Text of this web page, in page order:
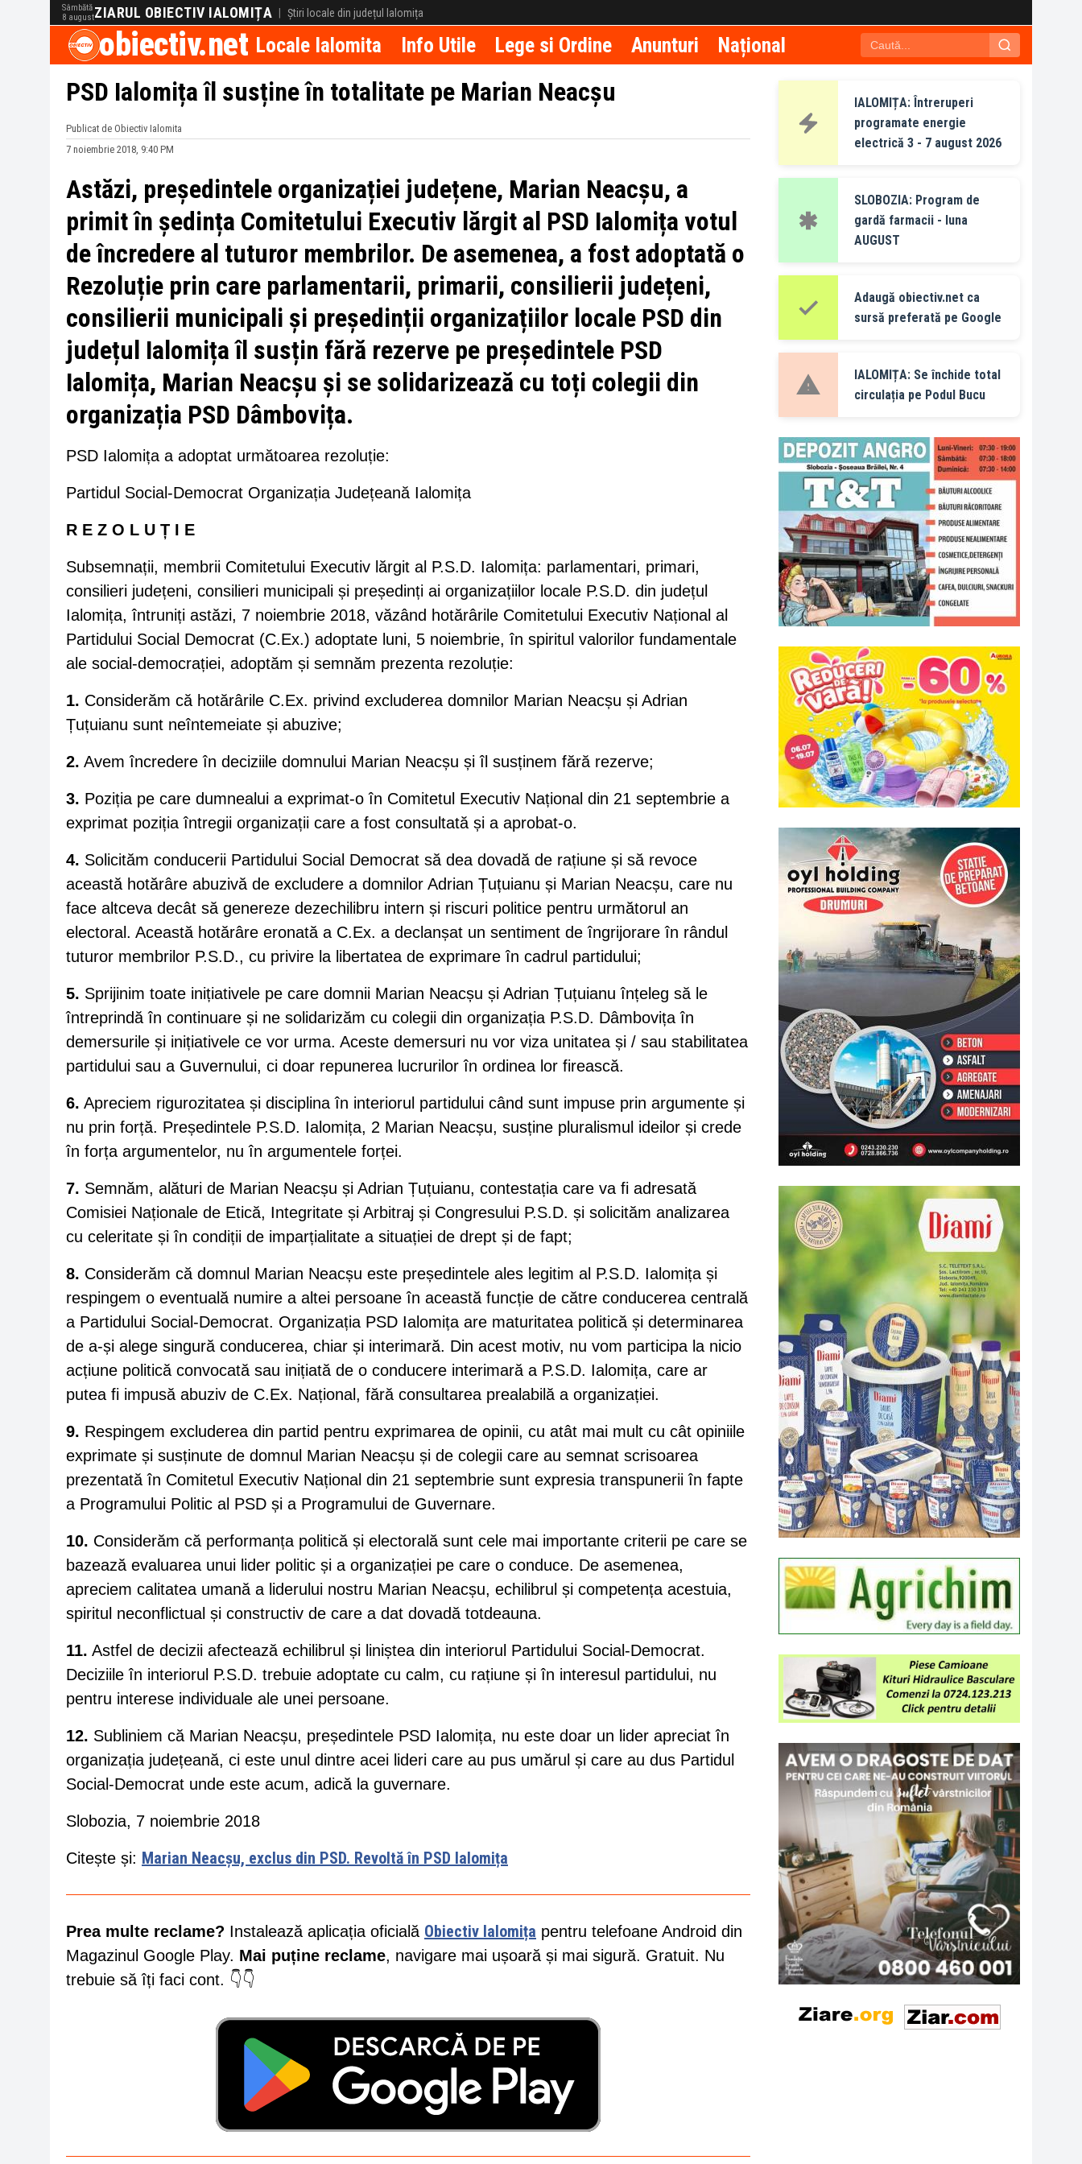
Sâmbătă
8 augustZIARUL OBIECTIV IALOMIȚA | Știri locale din județul Ialomița
obiectiv.net Locale Ialomita Info Utile Lege si Ordine Anunturi Național
PSD Ialomița îl susține în totalitate pe Marian Neacșu
Publicat de Obiectiv Ialomita
7 noiembrie 2018, 9:40 PM
Astăzi, președintele organizației județene, Marian Neacșu, a
primit în ședința Comitetului Executiv lărgit al PSD Ialomița votul
de încredere al tuturor membrilor. De asemenea, a fost adoptată o
Rezoluție prin care parlamentarii, primarii, consilierii județeni,
consilierii municipali și președinții organizațiilor locale PSD din
județul Ialomița îl susțin fără rezerve pe președintele PSD
Ialomița, Marian Neacșu și se solidarizează cu toți colegii din
organizația PSD Dâmbovița.
PSD Ialomița a adoptat următoarea rezoluție:
Partidul Social-Democrat Organizația Județeană Ialomița
R E Z O L U Ț I E
Subsemnații, membrii Comitetului Executiv lărgit al P.S.D. Ialomița: parlamentari, primari,
consilieri județeni, consilieri municipali și președinți ai organizațiilor locale P.S.D. din județul
Ialomița, întruniți astăzi, 7 noiembrie 2018, văzând hotărârile Comitetului Executiv Național al
Partidului Social Democrat (C.Ex.) adoptate luni, 5 noiembrie, în spiritul valorilor fundamentale
ale social-democrației, adoptăm și semnăm prezenta rezoluție:
1. Considerăm că hotărârile C.Ex. privind excluderea domnilor Marian Neacșu și Adrian
Țuțuianu sunt neîntemeiate și abuzive;
2. Avem încredere în deciziile domnului Marian Neacșu și îl susținem fără rezerve;
3. Poziția pe care dumnealui a exprimat-o în Comitetul Executiv Național din 21 septembrie a
exprimat poziția întregii organizații care a fost consultată și a aprobat-o.
4. Solicităm conducerii Partidului Social Democrat să dea dovadă de rațiune și să revoce
această hotărâre abuzivă de excludere a domnilor Adrian Țuțuianu și Marian Neacșu, care nu
face altceva decât să genereze dezechilibru intern și riscuri politice pentru următorul an
electoral. Această hotărâre eronată a C.Ex. a declanșat un sentiment de îngrijorare în rândul
tuturor membrilor P.S.D., cu privire la libertatea de exprimare în cadrul partidului;
5. Sprijinim toate inițiativele pe care domnii Marian Neacșu și Adrian Țuțuianu înțeleg să le
întreprindă în continuare și ne solidarizăm cu colegii din organizația P.S.D. Dâmbovița în
demersurile și inițiativele ce vor urma. Aceste demersuri nu vor viza unitatea și / sau stabilitatea
partidului sau a Guvernului, ci doar repunerea lucrurilor în ordinea lor firească.
6. Apreciem rigurozitatea și disciplina în interiorul partidului când sunt impuse prin argumente și
nu prin forță. Președintele P.S.D. Ialomița, 2 Marian Neacșu, susține pluralismul ideilor și crede
în forța argumentelor, nu în argumentele forței.
7. Semnăm, alături de Marian Neacșu și Adrian Țuțuianu, contestația care va fi adresată
Comisiei Naționale de Etică, Integritate și Arbitraj și Congresului P.S.D. și solicităm analizarea
cu celeritate și în condiții de imparțialitate a situației de drept și de fapt;
8. Considerăm că domnul Marian Neacșu este președintele ales legitim al P.S.D. Ialomița și
respingem o eventuală numire a altei persoane în această funcție de către conducerea centrală
a Partidului Social-Democrat. Organizația PSD Ialomița are maturitatea politică și determinarea
de a-și alege singură conducerea, chiar și interimară. Din acest motiv, nu vom participa la nicio
acțiune politică convocată sau inițiată de o conducere interimară a P.S.D. Ialomița, care ar
putea fi impusă abuziv de C.Ex. Național, fără consultarea prealabilă a organizației.
9. Respingem excluderea din partid pentru exprimarea de opinii, cu atât mai mult cu cât opiniile
exprimate și susținute de domnul Marian Neacșu și de colegii care au semnat scrisoarea
prezentată în Comitetul Executiv Național din 21 septembrie sunt expresia transpunerii în fapte
a Programului Politic al PSD și a Programului de Guvernare.
10. Considerăm că performanța politică și electorală sunt cele mai importante criterii pe care se
bazează evaluarea unui lider politic și a organizației pe care o conduce. De asemenea,
apreciem calitatea umană a liderului nostru Marian Neacșu, echilibrul și competența acestuia,
spiritul neconflictual și constructiv de care a dat dovadă totdeauna.
11. Astfel de decizii afectează echilibrul și liniștea din interiorul Partidului Social-Democrat.
Deciziile în interiorul P.S.D. trebuie adoptate cu calm, cu rațiune și în interesul partidului, nu
pentru interese individuale ale unei persoane.
12. Subliniem că Marian Neacșu, președintele PSD Ialomița, nu este doar un lider apreciat în
organizația județeană, ci este unul dintre acei lideri care au pus umărul și care au dus Partidul
Social-Democrat unde este acum, adică la guvernare.
Slobozia, 7 noiembrie 2018
Citește și: Marian Neacșu, exclus din PSD. Revoltă în PSD Ialomița
Prea multe reclame? Instalează aplicația oficială Obiectiv Ialomița pentru telefoane Android din
Magazinul Google Play. Mai puține reclame, navigare mai ușoară și mai sigură. Gratuit. Nu
trebuie să îți faci cont. 👇👇
IALOMIȚA: Întreruperi
programate energie
electrică 3 - 7 august 2026
SLOBOZIA: Program de
gardă farmacii - luna
AUGUST
Adaugă obiectiv.net ca
sursă preferată pe Google
IALOMIȚA: Se închide total
circulația pe Podul Bucu